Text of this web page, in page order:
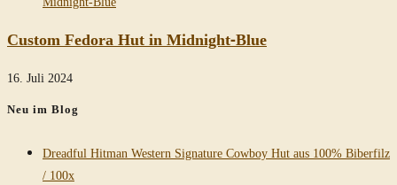
Custom Fedora Hut in Midnight-Blue
16. Juli 2024
Neu im Blog
Dreadful Hitman Western Signature Cowboy Hut aus 100% Biberfilz
/ 100x